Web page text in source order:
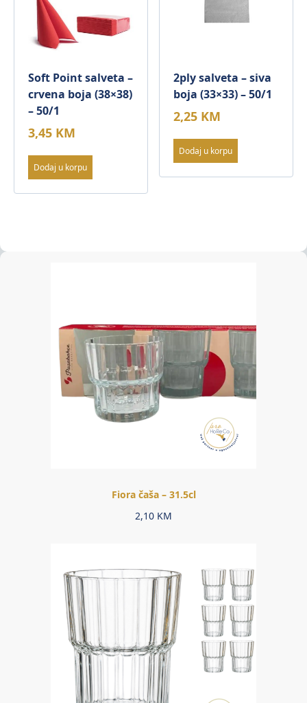
Soft Point salveta –
crvena boja (38×38)
– 50/1
3,45 KM
Dodaj u korpu
2ply salveta – siva
boja (33×33) – 50/1
2,25 KM
Dodaj u korpu
Fiora čaša – 31.5cl
2,10 KM